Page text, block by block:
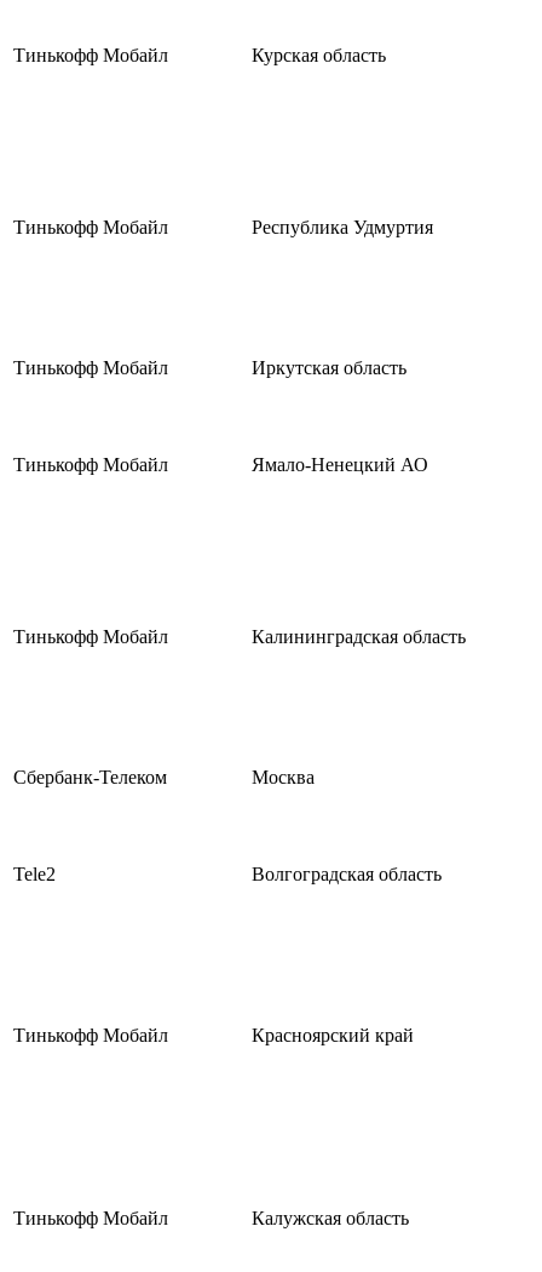
Тинькофф Мобайл Курская область
Тинькофф Мобайл Республика Удмуртия
Тинькофф Мобайл Иркутская область
Тинькофф Мобайл Ямало-Ненецкий АО
Тинькофф Мобайл Калининградская область
Сбербанк-Телеком Москва
Tele2 Волгоградская область
Тинькофф Мобайл Красноярский край
Тинькофф Мобайл Калужская область